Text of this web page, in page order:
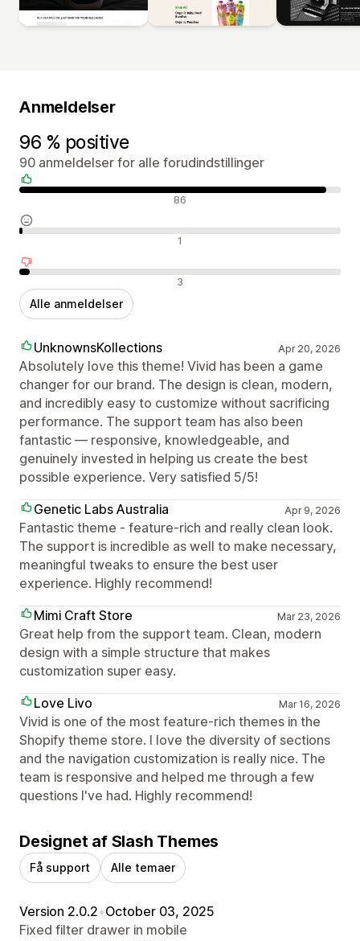
Anmeldelser
96 % positive
90 anmeldelser for alle forudindstillinger
Positive anmeldelser 86
Neutrale anmeldelser 1
Negative anmeldelser 3
Alle anmeldelser
UnknownsKollections Apr 20, 2026
Absolutely love this theme! Vivid has been a game
changer for our brand. The design is clean, modern,
and incredibly easy to customize without sacrificing
performance. The support team has also been
fantastic — responsive, knowledgeable, and
genuinely invested in helping us create the best
possible experience. Very satisfied 5/5!
Genetic Labs Australia
Apr 9, 2026
Fantastic theme - feature-rich and really clean look.
The support is incredible as well to make necessary,
meaningful tweaks to ensure the best user
experience. Highly recommend!
Mimi Craft Store
Mar 23, 2026
Great help from the support team. Clean, modern
design with a simple structure that makes
customization super easy.
Love Livo
Mar 16, 2026
Vivid is one of the most feature-rich themes in the
Shopify theme store. I love the diversity of sections
and the navigation customization is really nice. The
team is responsive and helped me through a few
questions I've had. Highly recommend!
Designet af Slash Themes
Få support Alle temaer
Version 2.0.2•October 03, 2025
Fixed filter drawer in mobile